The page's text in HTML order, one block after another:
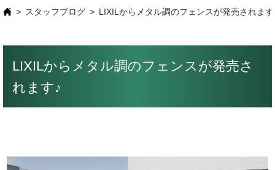
スタッフブログ LIXILからメタル調のフェンスが発売されます
LIXILからメタル調のフェンスが発売さ
れます♪